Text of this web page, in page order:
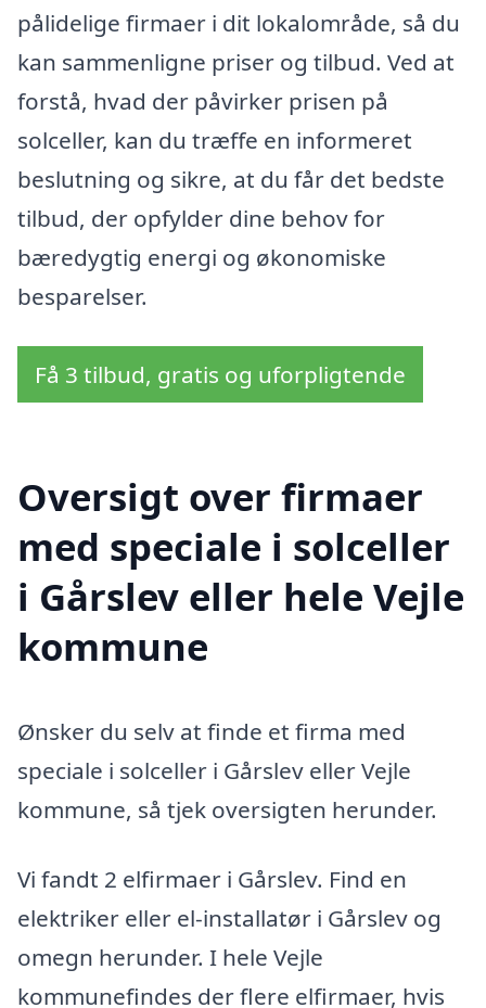
pålidelige firmaer i dit lokalområde, så du
kan sammenligne priser og tilbud. Ved at
forstå, hvad der påvirker prisen på
solceller, kan du træffe en informeret
beslutning og sikre, at du får det bedste
tilbud, der opfylder dine behov for
bæredygtig energi og økonomiske
besparelser.
Få 3 tilbud, gratis og uforpligtende
Oversigt over firmaer
med speciale i solceller
i Gårslev eller hele Vejle
kommune
Ønsker du selv at finde et firma med
speciale i solceller i Gårslev eller Vejle
kommune, så tjek oversigten herunder.
Vi fandt 2 elfirmaer i Gårslev. Find en
elektriker eller el-installatør i Gårslev og
omegn herunder. I hele Vejle
kommunefindes der flere elfirmaer, hvis